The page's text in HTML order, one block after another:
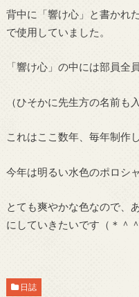
背中に「響け心」と書かれ
で使用していました。
「響け心」の中には部員全
（ひそかに先生方の名前も
これはここ数年、毎年制作
今年は明るい水色のポロシ
とても爽やかな色なので、
にしていきたいです（＊＾＾
日誌